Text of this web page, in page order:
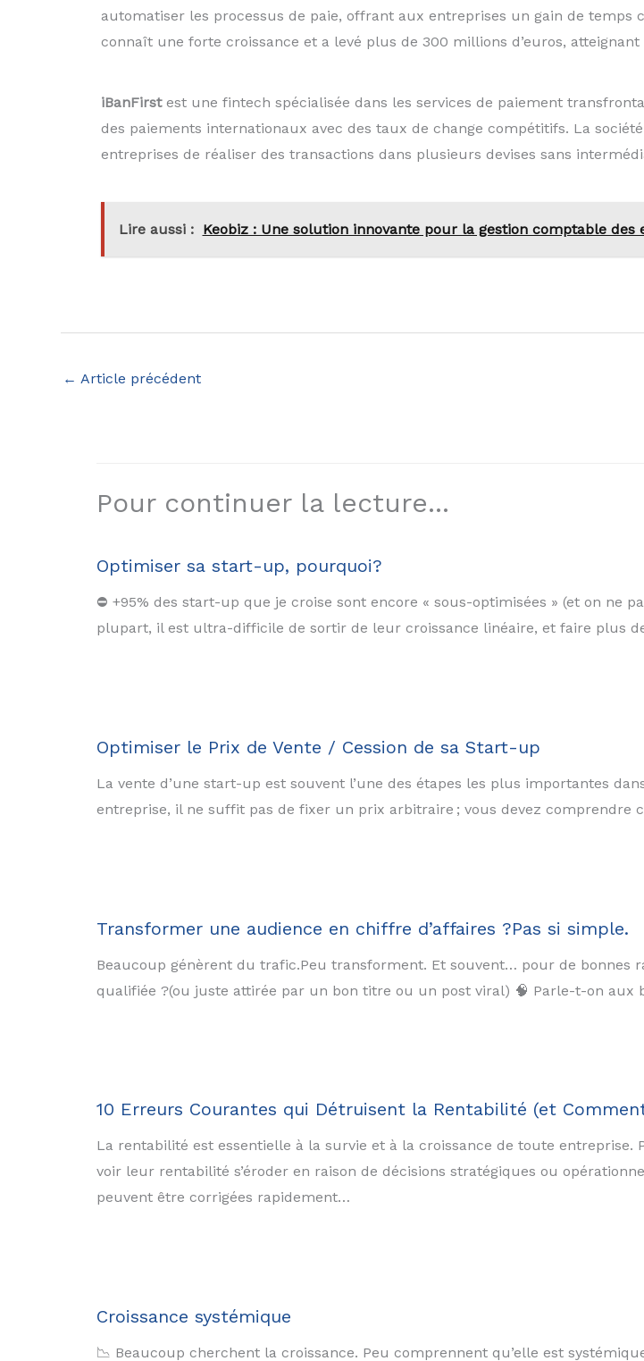
automatiser les processus de paie, offrant aux entreprises un gain de
connaît une forte croissance et a levé plus de 300 millions d’euros,
iBanFirstest une fintech spécialisée dans les services de paiement
des paiements internationaux avec des taux de change compétitifs. La
entreprises de réaliser des transactions dans plusieurs devises sans
Lire aussi : Keobiz : Une solution innovante pour la gestion comptable des
← Article précédent
Pour continuer la lecture...
Optimiser sa start-up, pourquoi?
⛔ +95% des start-up que je croise sont encore « sous-optimisées » (et on ne
plupart, il est ultra-difficile de sortir de leur croissance linéaire, et faire plus
Optimiser le Prix de Vente / Cession de sa Start-up
La vente d’une start-up est souvent l’une des étapes les plus importantes
entreprise, il ne suffit pas de fixer un prix arbitraire ; vous devez
Transformer une audience en chiffre d’affaires ?Pas si simple.
Beaucoup génèrent du trafic.Peu transforment. Et souvent… pour de bonnes
qualifiée ?(ou juste attirée par un bon titre ou un post viral) 🧠 Parle-t-on aux
10 Erreurs Courantes qui Détruisent la Rentabilité (et
La rentabilité est essentielle à la survie et à la croissance de toute
voir leur rentabilité s’éroder en raison de décisions stratégiques ou
peuvent être corrigées rapidement…
Croissance systémique
📉 Beaucoup cherchent la croissance. Peu comprennent qu’elle est